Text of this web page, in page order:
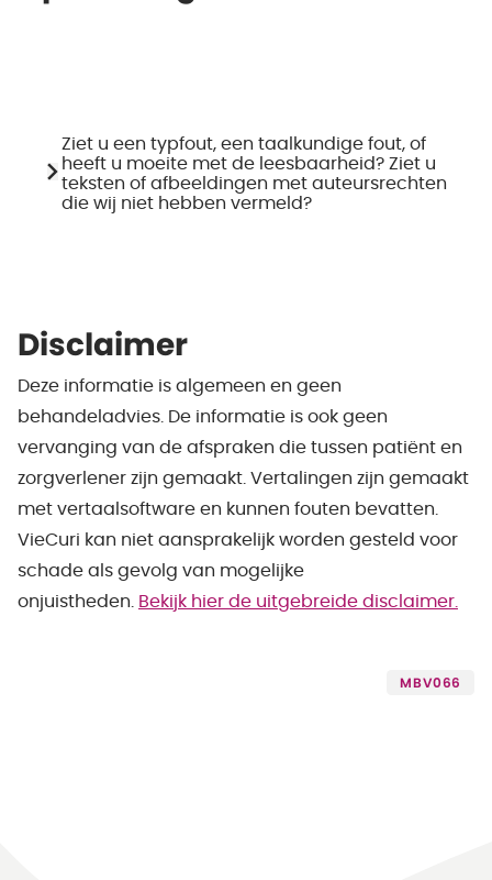
Ziet u een typfout, een taalkundige fout, of
heeft u moeite met de leesbaarheid? Ziet u
teksten of afbeeldingen met auteursrechten
die wij niet hebben vermeld?
Disclaimer
Deze informatie is algemeen en geen
behandeladvies. De informatie is ook geen
vervanging van de afspraken die tussen patiënt en
zorgverlener zijn gemaakt. Vertalingen zijn gemaakt
met vertaalsoftware en kunnen fouten bevatten.
VieCuri kan niet aansprakelijk worden gesteld voor
schade als gevolg van mogelijke
onjuistheden.
Bekijk hier de uitgebreide disclaimer.
MBV066